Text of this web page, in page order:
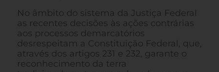
No âmbito do sistema da Justiça Federal
as recentes decisões às ações contrárias
aos processos demarcatórios
desrespeitam a Constituição Federal, que,
através dos artigos 231 e 232, garante o
reconhecimento da terra